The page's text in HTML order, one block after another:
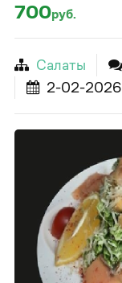
700руб.
Салаты
2-02-2026